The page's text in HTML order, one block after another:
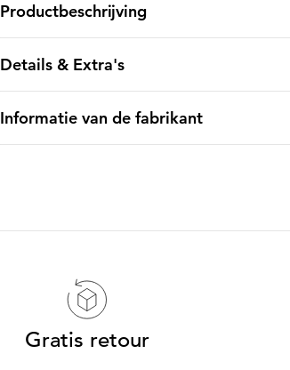
Productbeschrijving
Details & Extra's
Informatie van de fabrikant
Gratis retour